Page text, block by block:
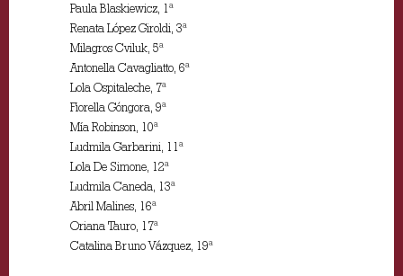
Paula Blaskiewicz, 1ª
Renata López Giroldi, 3ª
Milagros Cviluk, 5ª
Antonella Cavagliatto, 6ª
Lola Ospitaleche, 7ª
Fiorella Góngora, 9ª
Mía Robinson, 10ª
Ludmila Garbarini, 11ª
Lola De Simone, 12ª
Ludmila Caneda, 13ª
Abril Malines, 16ª
Oriana Tauro, 17ª
Catalina Bruno Vázquez, 19ª